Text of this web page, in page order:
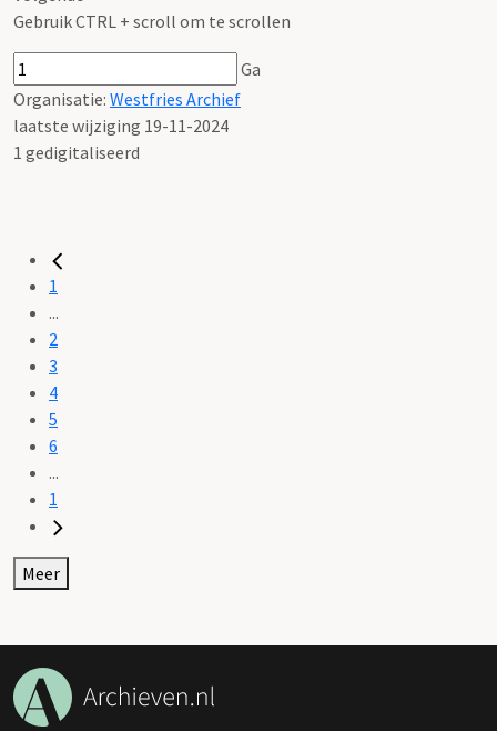
Gebruik CTRL + scroll om te scrollen
Ga
Organisatie: Westfries Archief
laatste wijziging 19-11-2024
1 gedigitaliseerd
1
...
2
3
4
5
6
...
1
Meer